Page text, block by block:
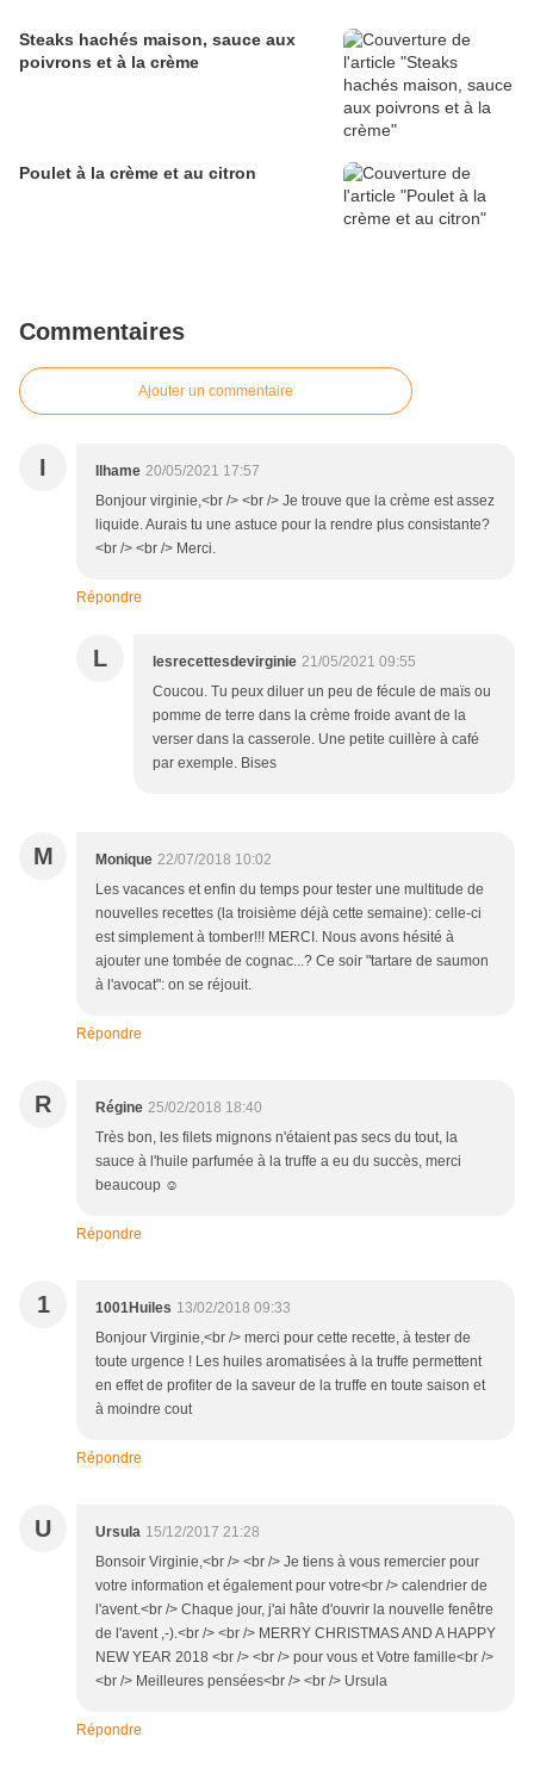
Steaks hachés maison, sauce aux
poivrons et à la crème
Poulet à la crème et au citron
Commentaires
Ajouter un commentaire
I Ilhame 20/05/2021 17:57
Bonjour virginie,<br /> <br /> Je trouve que la crème est assez
liquide. Aurais tu une astuce pour la rendre plus consistante?
<br /> <br /> Merci.
Répondre
L lesrecettesdevirginie 21/05/2021 09:55
Coucou. Tu peux diluer un peu de fécule de maïs ou
pomme de terre dans la crème froide avant de la
verser dans la casserole. Une petite cuillère à café
par exemple. Bises
M Monique 22/07/2018 10:02
Les vacances et enfin du temps pour tester une multitude de
nouvelles recettes (la troisième déjà cette semaine): celle-ci
est simplement à tomber!!! MERCI. Nous avons hésité à
ajouter une tombée de cognac...? Ce soir "tartare de saumon
à l'avocat": on se réjouit.
Répondre
R Régine 25/02/2018 18:40
Très bon, les filets mignons n'étaient pas secs du tout, la
sauce à l'huile parfumée à la truffe a eu du succès, merci
beaucoup ☺️
Répondre
1 1001Huiles 13/02/2018 09:33
Bonjour Virginie,<br /> merci pour cette recette, à tester de
toute urgence ! Les huiles aromatisées à la truffe permettent
en effet de profiter de la saveur de la truffe en toute saison et
à moindre cout
Répondre
U Ursula 15/12/2017 21:28
Bonsoir Virginie,<br /> <br /> Je tiens à vous remercier pour
votre information et également pour votre<br /> calendrier de
l'avent.<br /> Chaque jour, j'ai hâte d'ouvrir la nouvelle fenêtre
de l'avent ,-).<br /> <br /> MERRY CHRISTMAS AND A HAPPY
NEW YEAR 2018 <br /> <br /> pour vous et Votre famille<br />
<br /> Meilleures pensées<br /> <br /> Ursula
Répondre